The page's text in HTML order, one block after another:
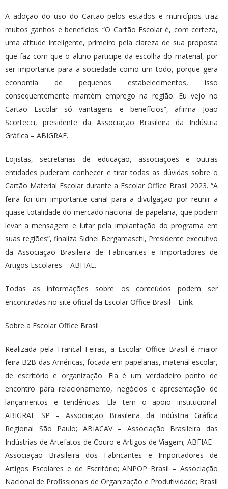
A adoção do uso do Cartão pelos estados e municípios traz
muitos ganhos e benefícios. “O Cartão Escolar é, com certeza,
uma atitude inteligente, primeiro pela clareza de sua proposta
que faz com que o aluno participe da escolha do material, por
ser importante para a sociedade como um todo, porque gera
economia de pequenos estabelecimentos, isso
consequentemente mantém emprego na região. Eu vejo no
Cartão Escolar só vantagens e benefícios”, afirma João
Scortecci, presidente da Associação Brasileira da Indústria
Gráfica – ABIGRAF.
Lojistas, secretarias de educação, associações e outras
entidades puderam conhecer e tirar todas as dúvidas sobre o
Cartão Material Escolar durante a Escolar Office Brasil 2023. “A
feira foi um importante canal para a divulgação por reunir a
quase totalidade do mercado nacional de papelaria, que podem
levar a mensagem e lutar pela implantação do programa em
suas regiões”, finaliza Sidnei Bergamaschi, Presidente executivo
da Associação Brasileira de Fabricantes e Importadores de
Artigos Escolares – ABFIAE.
Todas as informações sobre os conteúdos podem ser
encontradas no site oficial da Escolar Office Brasil – Link
Sobre a Escolar Office Brasil
Realizada pela Francal Feiras, a Escolar Office Brasil é maior
feira B2B das Américas, focada em papelarias, material escolar,
de escritório e organização. Ela é um verdadeiro ponto de
encontro para relacionamento, negócios e apresentação de
lançamentos e tendências. Ela tem o apoio institucional:
ABIGRAF SP – Associação Brasileira da Indústria Gráfica
Regional São Paulo; ABIACAV – Associação Brasileira das
Indústrias de Artefatos de Couro e Artigos de Viagem; ABFIAE –
Associação Brasileira dos Fabricantes e Importadores de
Artigos Escolares e de Escritório; ANPOP Brasil – Associação
Nacional de Profissionais de Organização e Produtividade; Brasil